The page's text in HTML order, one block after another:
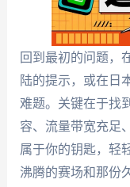
回到最初的问题，
陆的提示，或在日
难题。关键在于找
容、流量带宽充足
属于你的钥匙，轻
沸腾的赛场和那份